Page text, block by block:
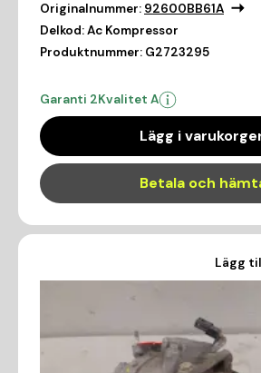
Originalnummer: 92600BB61A
Delkod:Ac Kompressor
Produktnummer: G2723295
Garanti 2Kvalitet A
Lägg i
Betala och
Lägg